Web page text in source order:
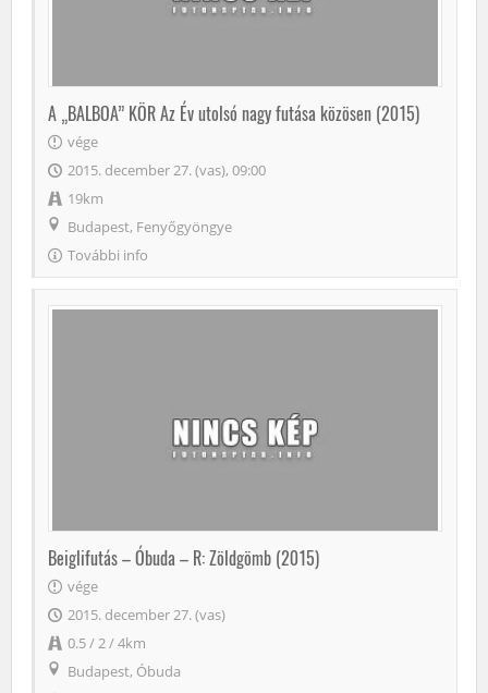
A „BALBOA” KÖR Az Év utolsó nagy futása közösen (2015)
vége
2015. december 27. (vas), 09:00
19km
Budapest, Fenyőgyöngye
További info
Beiglifutás – Óbuda – R: Zöldgömb (2015)
vége
2015. december 27. (vas)
0.5 / 2 / 4km
Budapest, Óbuda